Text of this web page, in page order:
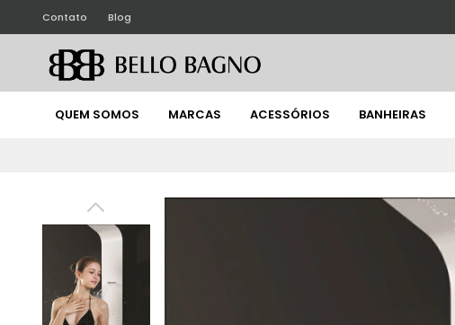
Contato Blog
QUEM SOMOS MARCAS ACESSÓRIOS BANHEIRAS